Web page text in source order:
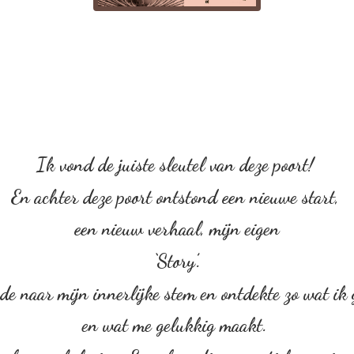
Ik vond de juiste sleutel van deze poort!
En achter deze poort ontstond een nieuwe start,
een nieuw verhaal, mijn eigen
‘Story’.
naar mijn innerlijke stem en ontdekte zo wat ik
en wat me gelukkig maakt.